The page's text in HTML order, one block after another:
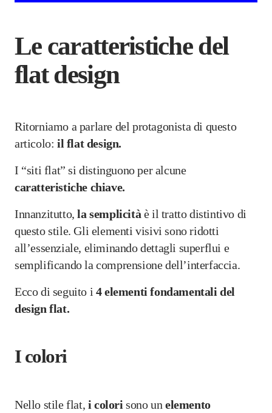
Le caratteristiche del
flat design
Ritorniamo a parlare del protagonista di questo
articolo: il flat design.
I “siti flat” si distinguono per alcune
caratteristiche chiave.
Innanzitutto,la semplicità è il tratto distintivo di
questo stile. Gli elementi visivi sono ridotti
all’essenziale, eliminando dettagli superflui e
semplificando la comprensione dell’interfaccia.
Ecco di seguito i 4 elementi fondamentali del
design flat.
I colori
Nello stile flat, i colorisono unelemento